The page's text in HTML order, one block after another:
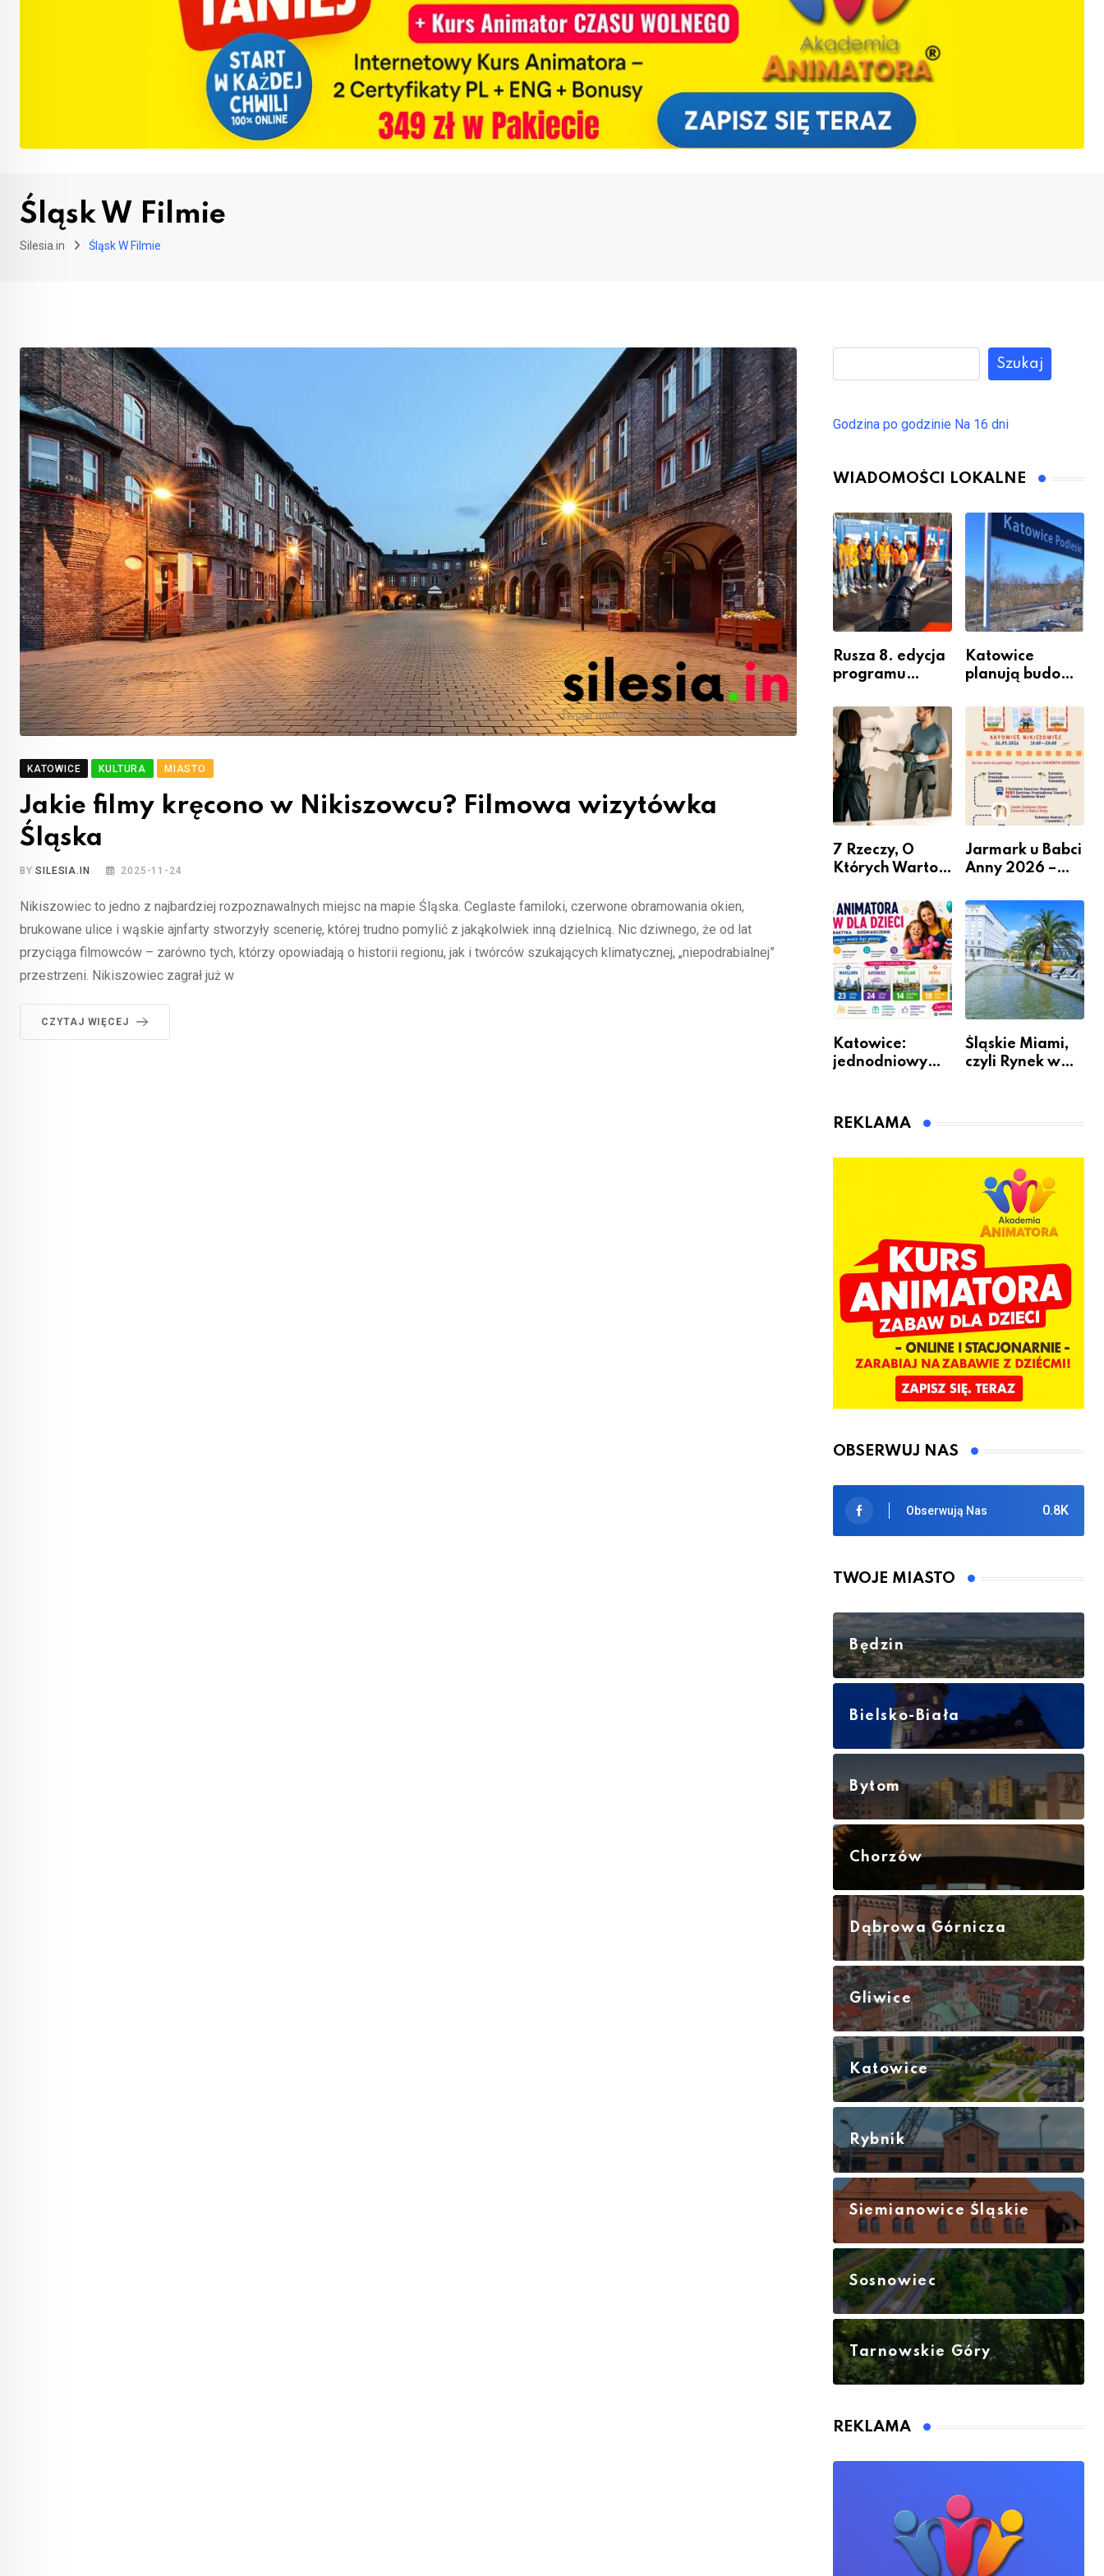
Śląsk W Filmie
Silesia.in Śląsk W Filmie
KATOWICE KULTURA MIASTO
Jakie filmy kręcono w Nikiszowcu? Filmowa wizytówka
Śląska
BYSILESIA.IN 2025-11-24
Nikiszowiec to jedno z najbardziej rozpoznawalnych miejsc na mapie Śląska. Ceglaste familoki, czerwone obramowania okien,
brukowane ulice i wąskie ajnfarty stworzyły scenerię, której trudno pomylić z jakąkolwiek inną dzielnicą. Nic dziwnego, że od lat
przyciąga filmowców – zarówno tych, którzy opowiadają o historii regionu, jak i twórców szukających klimatycznej, „niepodrabialnej”
przestrzeni. Nikiszowiec zagrał już w
CZYTAJ WIĘCEJ
Szukaj
Godzina po godzinie Na 16 dni
WIADOMOŚCI LOKALNE
Rusza 8. edycja
programu
Miastem
Fachowców” –
nabór dla
przedsiębiorców
Katowice
planują budowę
przesiadkoweg
o w Podlesiu
7 Rzeczy, O
Których Warto
Remontem
Mieszkania
Jarmark u Babci
Anny 2026 –
Katowice:
jednodniowy
animatora
Śląskie Miami,
czyli Rynek w
REKLAMA
OBSERWUJ NAS
0.8K
Obserwują Nas
TWOJE MIASTO
Będzin
Bielsko-Biała
Bytom
Chorzów
Dąbrowa Górnicza
Gliwice
Katowice
Rybnik
Siemianowice Śląskie
Sosnowiec
Tarnowskie Góry
REKLAMA